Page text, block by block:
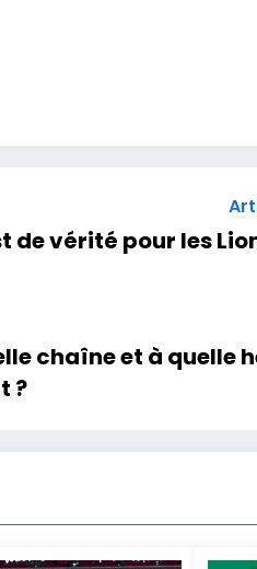
de vérité pour les
chaîne et à quelle
?